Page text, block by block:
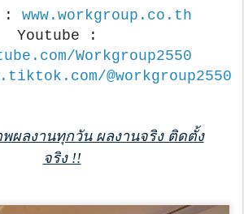
: www.workgroup.co.th
Workgroup2550
@workgroup2550
พผลงานทุกวัน ผลงานจริง ติดตั้ง
จริง !!